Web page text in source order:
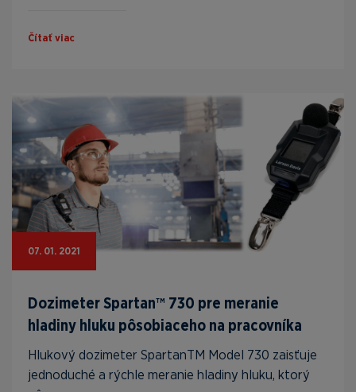
Čítať viac
07. 01. 2021
Dozimeter Spartan™ 730 pre meranie
hladiny hluku pôsobiaceho na pracovníka
Hlukový dozimeter SpartanTM Model 730 zaisťuje
jednoduché a rýchle meranie hladiny hluku, ktorý